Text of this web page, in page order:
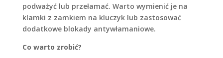
podważyć lub przełamać. Warto wymienić je na
klamki z zamkiem na kluczyk lub zastosować
dodatkowe blokady antywłamaniowe.
Co warto zrobić?